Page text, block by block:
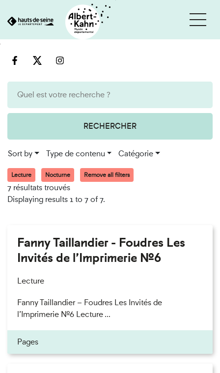
engine
RECHERCHER
Sort by Type de contenu Catégorie
Lecture Nocturne Remove all filters
7 résultats trouvés
Displaying results 1 to 7 of 7.
Fanny Taillandier - Foudres Les
Invités de l’Imprimerie n°6
Lecture
Fanny Taillandier – Foudres Les Invités de
l’Imprimerie n°6 Lecture ...
Pages
Cookies management panel